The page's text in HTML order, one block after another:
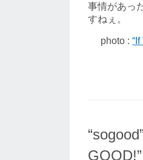
事情があっ
すねぇ。
photo :